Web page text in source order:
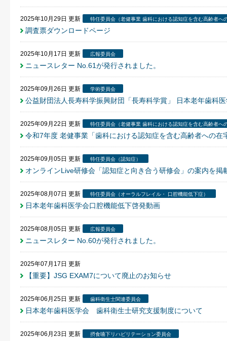
2025年10月29日 更新 特任委員会（老健事業 歯科における認知症を含む高齢者へ
調査票ダウンロードページ
2025年10月17日 更新 広報委員会
ニュースレター No.61が発行されました。
2025年09月26日 更新 学術委員会
公益財団法人長寿科学振興財団「長寿科学賞」 日本老年歯科
2025年09月22日 更新 特任委員会（老健事業 歯科における認知症を含む高齢者へ
令和7年度 老健事業「歯科における認知症を含む高齢者への
2025年09月05日 更新 特任委員会（認知症）
オンラインLive研修会「認知症と向き合う研修会」の案内を掲
2025年08月07日 更新 特任委員会（オーラルフレイル・ 口腔機能低下症）
日本老年歯科医学会口腔機能低下啓発動画
2025年08月05日 更新 広報委員会
ニュースレター No.60が発行されました。
2025年07月17日 更新
【重要】JSG EXAM7について廃止のお知らせ
2025年06月25日 更新 歯科衛生士関連委員会
日本老年歯科医学会 歯科衛生士研究支援制度について
2025年06月23日 更新 摂食嚥下リハビリテーション委員会